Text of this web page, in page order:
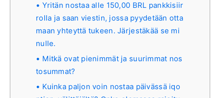
Yritän nostaa alle 150,00 BRL pankkisiir
rolla ja saan viestin, jossa pyydetään otta
maan yhteyttä tukeen. Järjestäkää se mi
nulle.
Mitkä ovat pienimmät ja suurimmat nos
tosummat?
Kuinka paljon voin nostaa päivässä iqo